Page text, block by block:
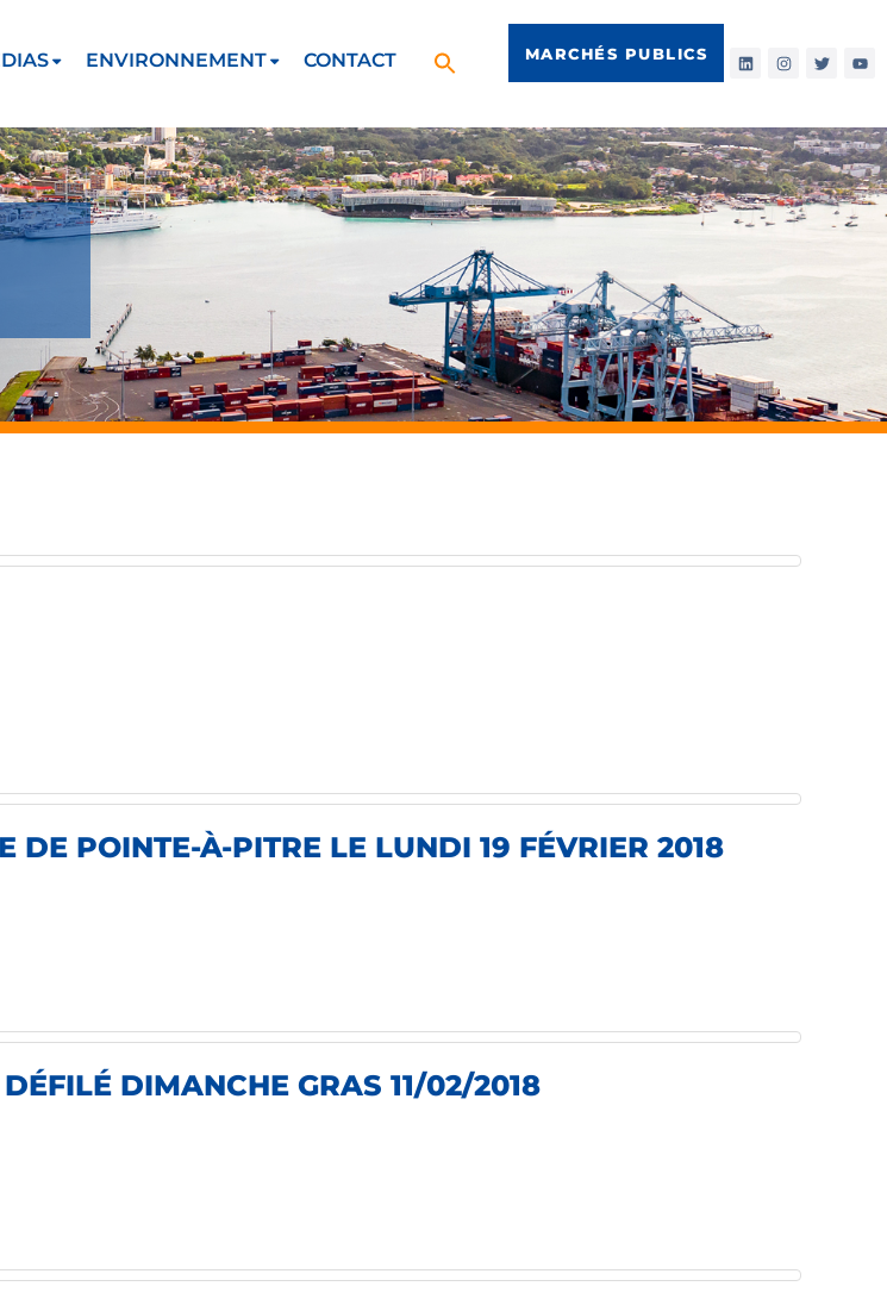
ENVIRONNEMENT CONTACT MARCHÉS PUBLICS
POINTE-À-PITRE LE LUNDI 19 FÉVRIER 2018
DIMANCHE GRAS 11/02/2018